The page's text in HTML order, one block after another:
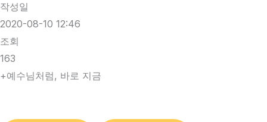
작성일
2020-08-10 12:46
조회
163
+예수님처럼, 바로 지금